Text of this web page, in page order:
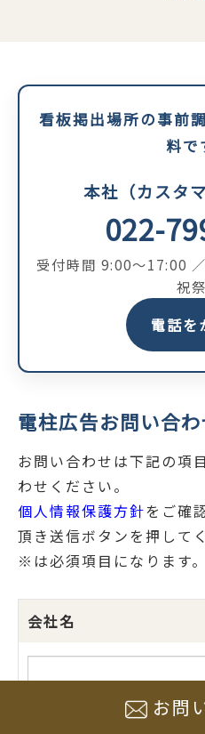
お問
看板掲出場所の事前
料で
本社（カスタ
022-
受付時間 9:00〜17:00
祝
電話を
電柱広告お問い合
お問い合わせは下記の項
わせください。
個人情報保護方針をご確
頂き送信ボタンを押して
※は必須項目になります。
会社名